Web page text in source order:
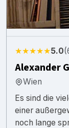
★★★★★5.0
Alexander
Wien
Es sind die
einer
noch lange